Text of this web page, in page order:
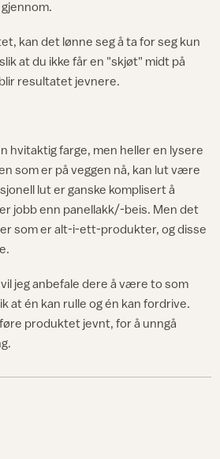
kan det lønne seg å ta for seg kun
at du ikke får en "skjøt" midt på
resultatet jevnere.
hvitaktig farge, men heller en lysere
som er på veggen nå, kan lut være
lut er ganske komplisert å
jobb enn panellakk/-beis. Men det
som er alt-i-ett-produkter, og disse
jeg anbefale dere å være to som
at én kan rulle og én kan fordrive.
produktet jevnt, for å unngå